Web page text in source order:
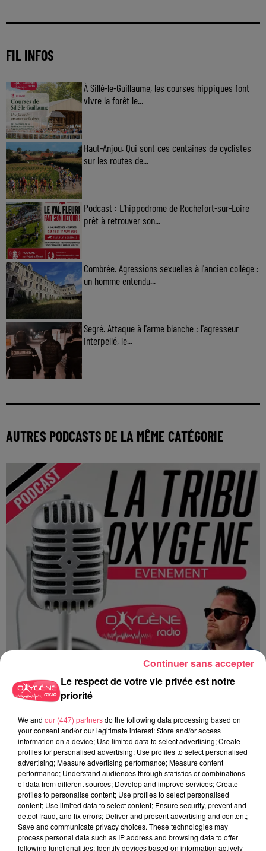
FIL INFOS
À Sillé-le-Guillaume, les courses hippiques font
vivre la forêt le...
Haut-Anjou. Qui sont ces centaines de cyclistes
sur les routes de...
Podcast : L’hippodrome de Rochefort-sur-Loire
prêt à retrouver son...
Combrée. Agressions sexuelles à l'ancien collège :
un homme entendu...
Segré. Attaque à l'arme blanche : l'agresseur
interpellé, le...
AUTRES PODCASTS DE LA MÊME CATÉGORIE
Du 14 au 30 août : 1er Open du Tennis Club de Tiercé
Le respect de votre vie privée est notre
priorité
We and our (447) partnersdo the following data processing based on
your consent and/or our legitimate interest: Store and/or access
information on a device; Use limited data to select advertising; Create
profiles for personalised advertising; Use profiles to select personalised
advertising; Measure advertising performance; Measure content
performance; Understand audiences through statistics or combinations
of data from different sources; Develop and improve services; Create
profiles to personalise content; Use profiles to select personalised
content; Use limited data to select content; Ensure security, prevent and
detect fraud, and fix errors; Deliver and present advertising and content;
Save and communicate privacy choices. These technologies may
process personal data such as IP address and browsing data to offer
following functionalities: Identify devices based on information actively
Continuer sans accepter